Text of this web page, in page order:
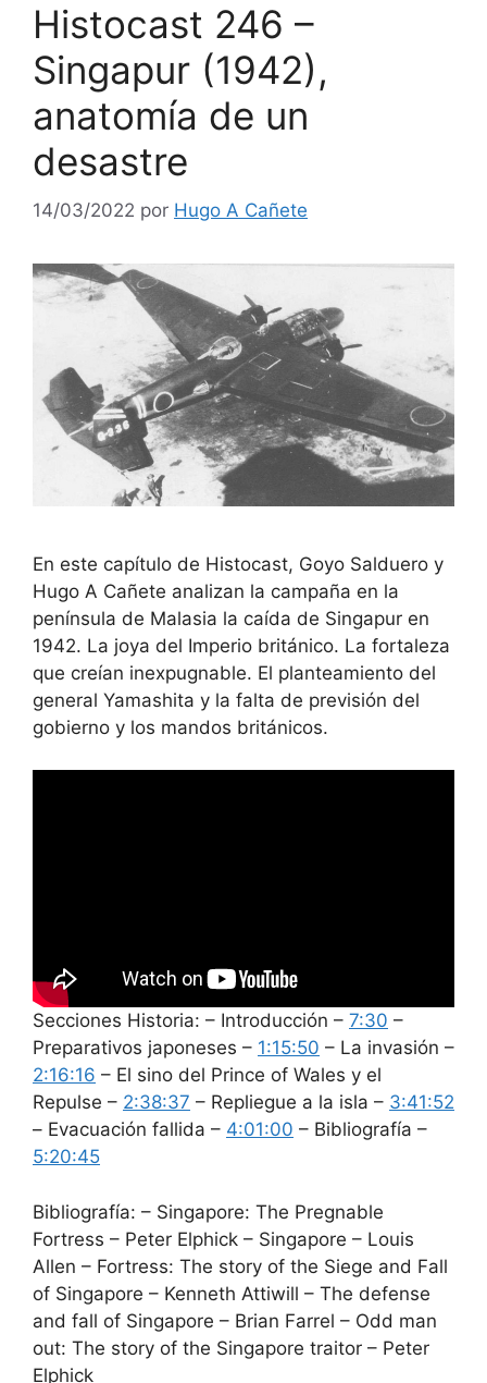
Histocast 246 –
Singapur (1942),
anatomía de un
desastre
14/03/2022 por Hugo A Cañete
En este capítulo de Histocast, Goyo Salduero y
Hugo A Cañete analizan la campaña en la
península de Malasia la caída de Singapur en
1942. La joya del Imperio británico. La fortaleza
que creían inexpugnable. El planteamiento del
general Yamashita y la falta de previsión del
gobierno y los mandos británicos.
Secciones Historia: – Introducción – 7:30 –
Preparativos japoneses – 1:15:50 – La invasión –
2:16:16 – El sino del Prince of Wales y el
Repulse – 2:38:37 – Repliegue a la isla – 3:41:52
– Evacuación fallida – 4:01:00 – Bibliografía –
5:20:45
Bibliografía: – Singapore: The Pregnable
Fortress – Peter Elphick – Singapore – Louis
Allen – Fortress: The story of the Siege and Fall
of Singapore – Kenneth Attiwill – The defense
and fall of Singapore – Brian Farrel – Odd man
out: The story of the Singapore traitor – Peter
Elphick